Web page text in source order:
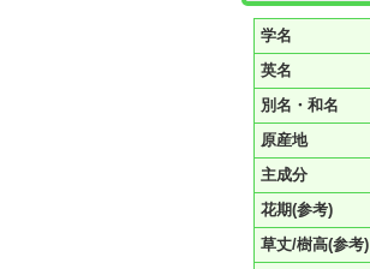
学名
英名
別名・和名
原産地
主成分
花期(参考)
草丈/樹高(参考)